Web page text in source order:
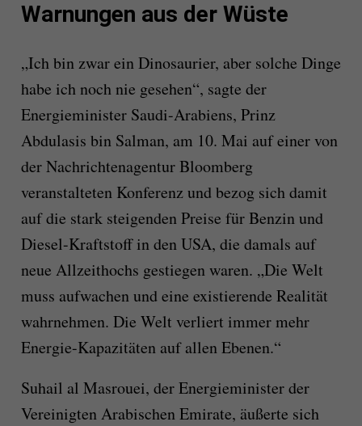
Warnungen aus der Wüste
„Ich bin zwar ein Dinosaurier, aber solche Dinge
habe ich noch nie gesehen“, sagte der
Energieminister Saudi-Arabiens, Prinz
Abdulasis bin Salman, am 10. Mai auf einer von
der Nachrichtenagentur Bloomberg
veranstalteten Konferenz und bezog sich damit
auf die stark steigenden Preise für Benzin und
Diesel-Kraftstoff in den USA, die damals auf
neue Allzeithochs gestiegen waren. „Die Welt
muss aufwachen und eine existierende Realität
wahrnehmen. Die Welt verliert immer mehr
Energie-Kapazitäten auf allen Ebenen.“
Suhail al Masrouei, der Energieminister der
Vereinigten Arabischen Emirate, äußerte sich